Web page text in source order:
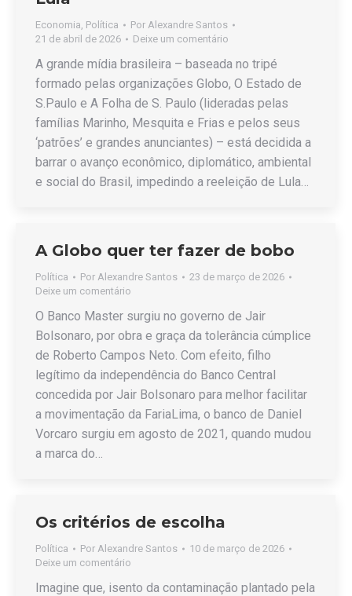
Economia, Política Por Alexandre Santos
21 de abril de 2026
Deixe um comentário
A grande mídia brasileira – baseada no tripé
formado pelas organizações Globo, O Estado de
S.Paulo e A Folha de S. Paulo (lideradas pelas
famílias Marinho, Mesquita e Frias e pelos seus
‘patrões’ e grandes anunciantes) – está decidida a
barrar o avanço econômico, diplomático, ambiental
e social do Brasil, impedindo a reeleição de Lula…
A Globo quer ter fazer de bobo
Política Por Alexandre Santos
23 de março de 2026
Deixe um comentário
O Banco Master surgiu no governo de Jair
Bolsonaro, por obra e graça da tolerância cúmplice
de Roberto Campos Neto. Com efeito, filho
legítimo da independência do Banco Central
concedida por Jair Bolsonaro para melhor facilitar
a movimentação da FariaLima, o banco de Daniel
Vorcaro surgiu em agosto de 2021, quando mudou
a marca do…
Os critérios de escolha
Política Por Alexandre Santos
10 de março de 2026
Deixe um comentário
Imagine que, isento da contaminação plantado pela